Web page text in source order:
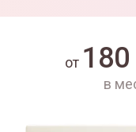
от 180
в